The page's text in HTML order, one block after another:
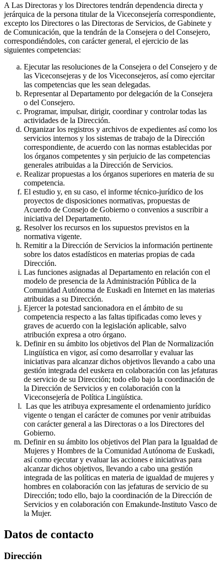
A Las Directoras y los Directores tendrán dependencia directa y
jerárquica de la persona titular de la Viceconsejería correspondiente,
excepto los Directores o las Directoras de Servicios, de Gabinete y
de Comunicación, que la tendrán de la Consejera o del Consejero,
correspondiéndoles, con carácter general, el ejercicio de las
siguientes competencias:
Ejecutar las resoluciones de la Consejera o del Consejero y de
las Viceconsejeras y de los Viceconsejeros, así como ejercitar
las competencias que les sean delegadas.
Representar al Departamento por delegación de la Consejera
o del Consejero.
Programar, impulsar, dirigir, coordinar y controlar todas las
actividades de la Dirección.
Organizar los registros y archivos de expedientes así como los
servicios internos y los sistemas de trabajo de la Dirección
correspondiente, de acuerdo con las normas establecidas por
los órganos competentes y sin perjuicio de las competencias
generales atribuidas a la Dirección de Servicios.
Realizar propuestas a los órganos superiores en materia de su
competencia.
El estudio y, en su caso, el informe técnico-jurídico de los
proyectos de disposiciones normativas, propuestas de
Acuerdo de Consejo de Gobierno o convenios a suscribir a
iniciativa del Departamento.
Resolver los recursos en los supuestos previstos en la
normativa vigente.
Remitir a la Dirección de Servicios la información pertinente
sobre los datos estadísticos en materias propias de cada
Dirección.
Las funciones asignadas al Departamento en relación con el
modelo de presencia de la Administración Pública de la
Comunidad Autónoma de Euskadi en Internet en las materias
atribuidas a su Dirección.
Ejercer la potestad sancionadora en el ámbito de su
competencia respecto a las faltas tipificadas como leves y
graves de acuerdo con la legislación aplicable, salvo
atribución expresa a otro órgano.
Definir en su ámbito los objetivos del Plan de Normalización
Lingüística en vigor, así como desarrollar y evaluar las
iniciativas para alcanzar dichos objetivos llevando a cabo una
gestión integrada del euskera en colaboración con las jefaturas
de servicio de su Dirección; todo ello bajo la coordinación de
la Dirección de Servicios y en colaboración con la
Viceconsejería de Política Lingüística.
Las que les atribuya expresamente el ordenamiento jurídico
vigente o tengan el carácter de comunes por venir atribuidas
con carácter general a las Directoras o a los Directores del
Gobierno.
Definir en su ámbito los objetivos del Plan para la Igualdad de
Mujeres y Hombres de la Comunidad Autónoma de Euskadi,
así como ejecutar y evaluar las acciones e iniciativas para
alcanzar dichos objetivos, llevando a cabo una gestión
integrada de las políticas en materia de igualdad de mujeres y
hombres en colaboración con las jefaturas de servicio de su
Dirección; todo ello, bajo la coordinación de la Dirección de
Servicios y en colaboración con Emakunde-Instituto Vasco de
la Mujer.
Datos de contacto
Dirección